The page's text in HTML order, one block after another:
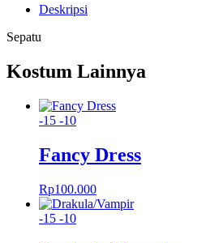
Deskripsi
Sepatu
Kostum Lainnya
-15 -10
Fancy Dress
Rp100.000
-15 -10